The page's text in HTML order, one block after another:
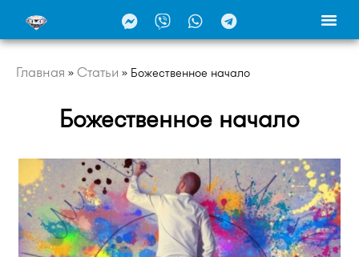
Главная » Статьи » Божественное начало
Божественное начало